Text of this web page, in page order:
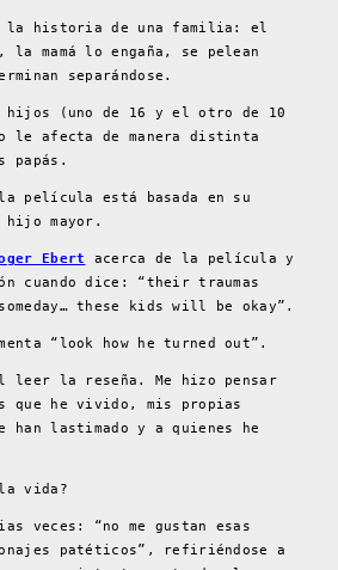
la historia de una familia: el
la mamá lo engaña, se pelean
separándose.
hijos (uno de 16 y el otro de 10
le afecta de manera distinta
papás.
película está basada en su
mayor.
Ebert
acerca de la película y
cuando dice: “their traumas
these kids will be okay”.
“look how he turned out”.
leer la reseña. Me hizo pensar
que he vivido, mis propias
han lastimado y a quienes he
vida?
veces: “no me gustan esas
patéticos”, refiriéndose a